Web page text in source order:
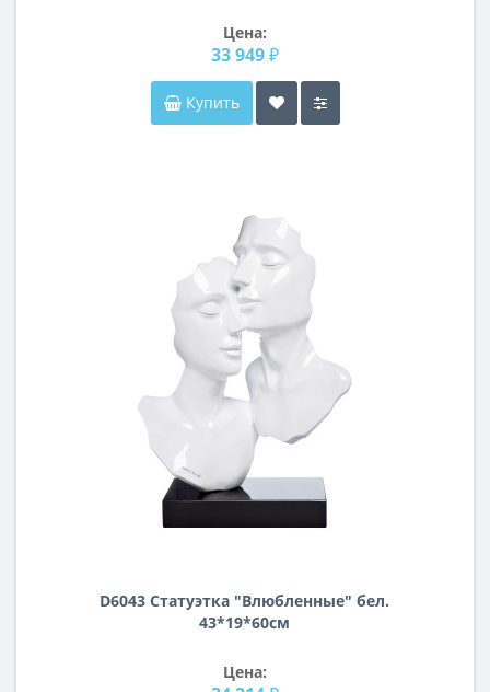
Цена:
33 949 ₽
Купить
D6043 Статуэтка "Влюбленные" бел.
43*19*60см
Цена: